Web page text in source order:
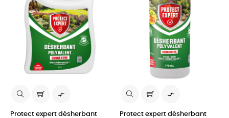

Protect expert désherbant

Protect expert désherbant